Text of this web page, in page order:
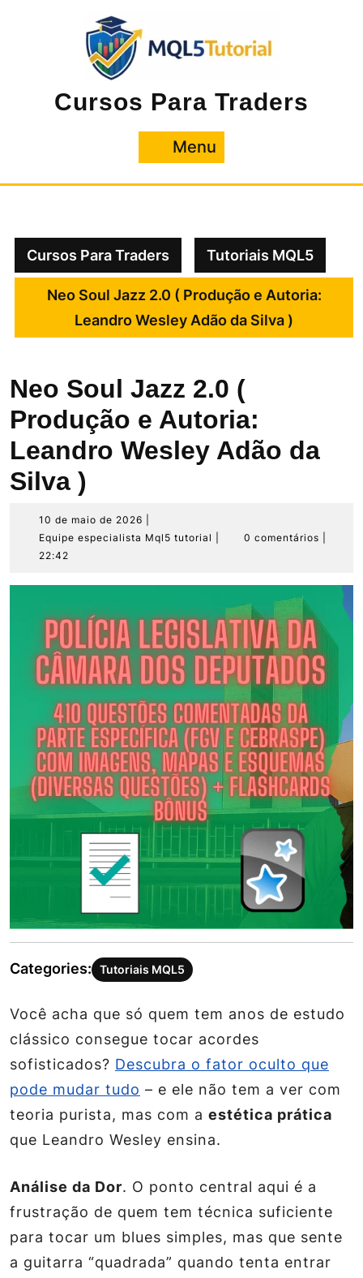
Cursos Para Traders
Menu
Cursos Para Traders Tutoriais MQL5
Neo Soul Jazz 2.0 ( Produção e Autoria:
Leandro Wesley Adão da Silva )
Neo Soul Jazz 2.0 (
Produção e Autoria:
Leandro Wesley Adão da
Silva )
10 de maio de 2026
de
Equipe especialista Mql5 tutorial
Equipe0 comentários
22:42
Categories: Tutoriais MQL5
Você acha que só quem tem anos de estudo
clássico consegue tocar acordes
sofisticados? Descubra o fator oculto que
pode mudar tudo – e ele não tem a ver com
teoria purista, mas com a estética prática
que Leandro Wesley ensina.
Análise da Dor. O ponto central aqui é a
frustração de quem tem técnica suficiente
para tocar um blues simples, mas que sente
a guitarra “quadrada” quando tenta entrar